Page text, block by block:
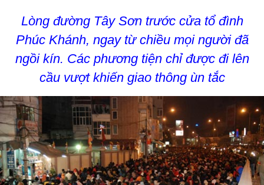
Lòng đường Tây Sơn trước cửa tổ đình
Phúc Khánh, ngay từ chiều mọi người đã
ngồi kín. Các phương tiện chỉ được đi lên
cầu vượt khiến giao thông ùn tắc